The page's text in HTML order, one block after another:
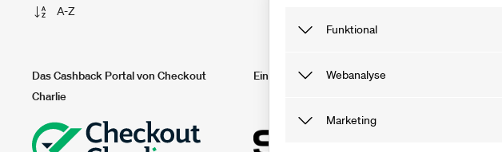
Funktional
Funktionale Cookies sind notwendig,
nach deinem Besuch auf unserer
Webanalyse
Tracking Cookies speichern
Marketing
A-Z
Das Cashback Portal von Checkout
Charlie
Ein Teil von solute